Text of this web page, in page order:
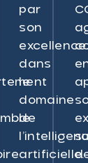
par
son
excellence
dans
le
domaine
de
artificielle.